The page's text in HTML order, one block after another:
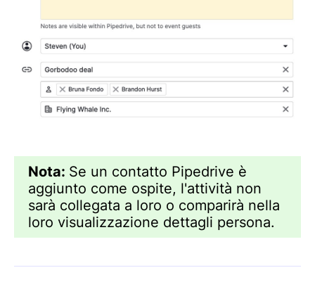
Nota: Se un contatto Pipedrive è
aggiunto come ospite, l'attività non
sarà collegata a loro o comparirà nella
loro visualizzazione dettagli persona.